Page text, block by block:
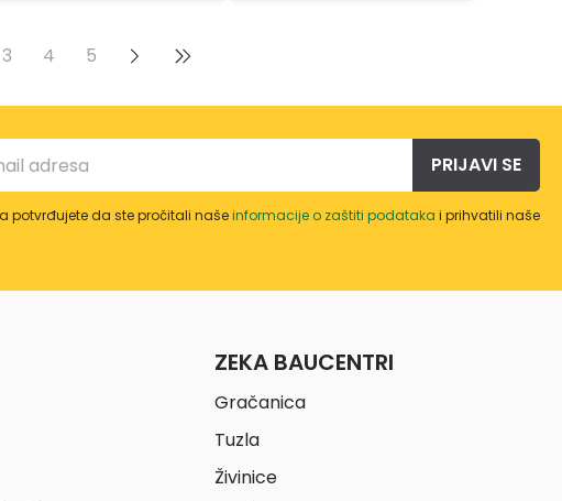
3 4 5
PRIJAVI SE
potvrđujete da ste pročitali našeinformacije o zaštiti podataka i prihvatili naše
ZEKA BAUCENTRI
Gračanica
Tuzla
Živinice